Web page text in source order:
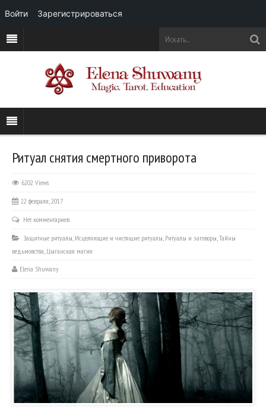
Ритуал снятия смертного приворота
6202 Views
22 февраля, 2017
Нет комментариев
Защитные ритуалы, Исцеляющие и чистящие ритуалы, Ритуалы и заговоры,Тайны
ведьмовства, Цыганская магия
Elena Shuwany
Войти Зарегистрироваться